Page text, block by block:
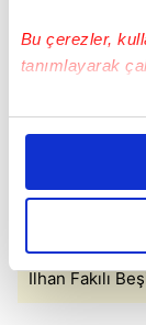
Bu çerezler,
tanımlayarak
Bu çerezlere
daha iyi
amacımızın
olduğunu ve
elimizden
reklamların
kalemimiz
İlhan Fakılı